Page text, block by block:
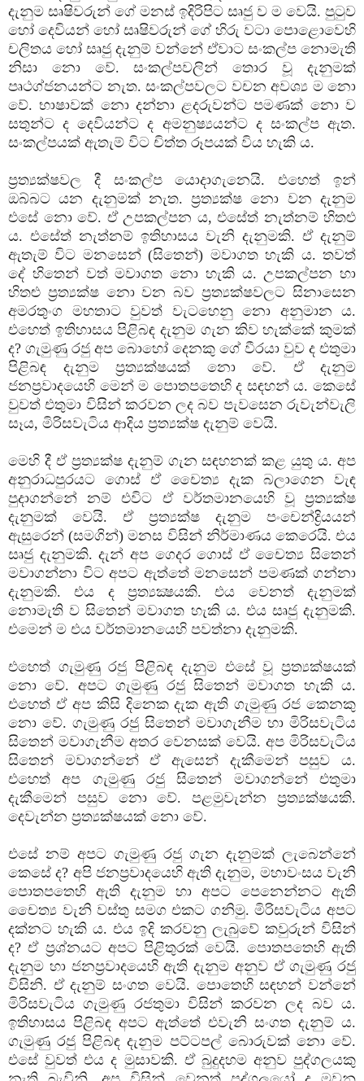
දැනුම සෘෂිවරුන් ගේ මනස්‌ ඉදිරිපිට සෘජු ව ම වෙයි. පුටුව
හෝ දෙවියන් හෝ සෘෂිවරුන් ගේ හිරු වටා පොළොවෙහි
චලිතය හෝ සෘජු දැනුම් වන්නේ ඒවාට සංකල්ප නොමැති
නිසා නො වේ. සංකල්පවලින් තොර වූ දැනුමක්‌
පෘථග්ජනයන්ට නැත. සංකල්පවලට වචන අවශ්‍ය ම නො
වේ. භාෂාවක්‌ නො දන්නා ළදරුවන්ට පමණක්‌ නො ව
සතුන්ට ද දෙවියන්ට ද අමනුෂ්‍යයන්ට ද සංකල්ප ඇත.
සංකල්පයක්‌ ඇතැම් විට චිත්ත රූපයක්‌ විය හැකි ය.
ප්‍රත්‍යක්‌ෂවල දී සංකල්ප යොදාගැනෙයි. එහෙත් ඉන්
ඔබ්බට යන දැනුමක්‌ නැත. ප්‍රත්‍යක්‌ෂ නො වන දැනුම
එසේ නො වේ. ඒ උපකල්පන ය, එසේත් නැත්නම් හිතළු
ය. එසේත් නැත්නම් ඉතිහාසය වැනි දැනුමකි. ඒ දැනුම්
ඇතැම් විට මනසෙන් (සිතෙන්) මවාගත හැකි ය. තවත්
දේ හිතෙන් වත් මවාගත නො හැකි ය. උපකල්පන හා
හිතළු ප්‍රත්‍යක්‌ෂ නො වන බව ප්‍රත්‍යක්‌ෂවලට සිනාසෙන
අමරතුංග මහතාට වුවත් වැටහෙනු නො අනුමාන ය.
එහෙත් ඉතිහාසය පිළිබඳ දැනුම ගැන කිව හැක්‌කේ කුමක්‌
ද? ගැමුණු රජු අප බොහෝ දෙනකු ගේ වීරයා වුව ද එතුමා
පිළිබඳ දැනුම ප්‍රත්‍යක්‌ෂයක්‌ නො වේ. ඒ දැනුම
ජනප්‍රවාදයෙහි මෙන් ම පොතපතෙහි ද සඳහන් ය. කෙසේ
වුවත් එතුමා විසින් කරවන ලද බව පැවසෙන රුවැන්වැලි
සෑය, මිරිසවැටිය ආදිය ප්‍රත්‍යක්‌ෂ දැනුම් වෙයි.
මෙහි දී ඒ ප්‍රත්‍යක්‌ෂ දැනුම් ගැන සඳහනක්‌ කළ යුතු ය. අප
අනුරාධපුරයට ගොස්‌ ඒ චෛත්‍ය දැක බලාගෙන වැඳ
පුදාගන්නේ නම් එවිට ඒ වර්තමානයෙහි වූ ප්‍රත්‍යක්‌ෂ
දැනුමක්‌ වෙයි. ඒ ප්‍රත්‍යක්‌ෂ දැනුම පංචෙන්ද්‍රියයන්
ඇසුරෙන් (සමගින්) මනස විසින් නිර්මාණය කෙරෙයි. එය
සෘජු දැනුමකි. දැන් අප ගෙදර ගොස්‌ ඒ චෛත්‍ය සිතෙන්
මවාගන්නා විට අපට ඇත්තේ මනසෙන් පමණක්‌ ගන්නා
දැනුමකි. එය ද ප්‍රත්‍යක්‍ෂයකි. එය වෙනත් දැනුමක්‌
නොමැති ව සිතෙන් මවාගත හැකි ය. එය සෘජු දැනුමකි.
එමෙන් ම එය වර්තමානයෙහි පවත්නා දැනුමකි.
එහෙත් ගැමුණු රජු පිළිබඳ දැනුම එසේ වූ ප්‍රත්‍යක්‌ෂයක්‌
නො වේ. අපට ගැමුණු රජු සිතෙන් මවාගත හැකි ය.
එහෙත් ඒ අප කිසි දිනෙක දැක ඇති ගැමුණු රජ කෙනකු
නො වේ. ගැමුණු රජු සිතෙන් මවාගැනීම හා මිරිසවැටිය
සිතෙන් මවාගැනීම අතර වෙනසක්‌ වෙයි. අප මිරිසවැටිය
සිතෙන් මවාගන්නේ ඒ ඇසෙන් දැකීමෙන් පසුව ය.
එහෙත් අප ගැමුණු රජු සිතෙන් මවාගන්නේ එතුමා
දැකීමෙන් පසුව නො වේ. පළමුවැන්න ප්‍රත්‍යක්‌ෂයකි.
දෙවැන්න ප්‍රත්‍යක්‌ෂයක්‌ නො වේ.
එසේ නම් අපට ගැමුණු රජු ගැන දැනුමක්‌ ලැබෙන්නේ
කෙසේ ද? අපි ජනප්‍රවාදයෙහි ඇති දැනුම, මහාවංසය වැනි
පොතපතෙහි ඇති දැනුම හා අපට පෙනෙන්නට ඇති
චෛත්‍ය වැනි වස්‌තු සමග එකට ගනිමු. මිරිසවැටිය අපට
දක්‌නට හැකි ය. එය ඉදි කරවනු ලැබුවේ කවුරුන් විසින්
ද? ඒ ප්‍රශ්නයට අපට පිළිතුරක්‌ වෙයි. පොතපතෙහි ඇති
දැනුම හා ජනප්‍රවාදයෙහි ඇති දැනුම අනුව ඒ ගැමුණු රජු
විසිනි. ඒ දැනුම් සංගත වෙයි. පොතෙහි සඳහන් වන්නේ
මිරිසවැටිය ගැමුණු රජතුමා විසින් කරවන ලද බව ය.
ඉතිහාසය පිළිබඳ අපට ඇත්තේ එවැනි සංගත දැනුම් ය.
ගැමුණු රජු පිළිබඳ දැනුම පට්‌ටපල් බොරුවක්‌ නො වේ.
එසේ වුවත් එය ද මුසාවකි. ඒ බුදුදහම අනුව පුද්ගලයකු